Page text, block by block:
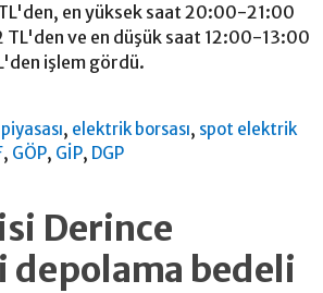
en yüksek saat 20:00-21:00
TL'den ve en düşük saat 12:00-13:00
işlem gördü.
, elektrik borsası, spot elektrik
, GÖP, GİP, DGP
Derince
depolama bedeli